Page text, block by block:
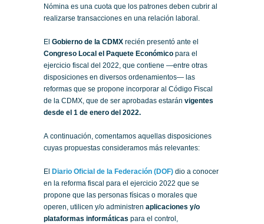
Nómina es una cuota que los patrones deben cubrir al
realizarse transacciones en una relación laboral.
El Gobierno de la CDMX recién presentó ante el
Congreso Local el Paquete Económico para el
ejercicio fiscal del 2022, que contiene —entre otras
disposiciones en diversos ordenamientos— las
reformas que se propone incorporar al Código Fiscal
de la CDMX, que de ser aprobadas estarán vigentes
desde el 1 de enero del 2022.
A continuación, comentamos aquellas disposiciones
cuyas propuestas consideramos más relevantes:
El Diario Oficial de la Federación (DOF) dio a conocer
en la reforma fiscal para el ejercicio 2022 que se
propone que las personas físicas o morales que
operen, utilicen y/o administren aplicaciones y/o
plataformas informáticas para el control,